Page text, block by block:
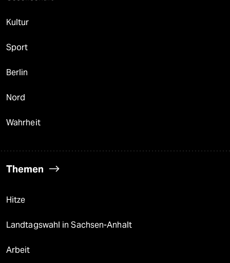
Kultur
Sport
Berlin
Nord
Wahrheit
Themen
Hitze
Landtagswahl in Sachsen-Anhalt
Arbeit